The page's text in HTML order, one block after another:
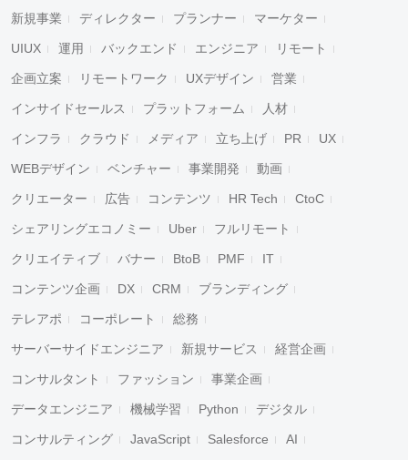
新規事業 ディレクター プランナー マーケター
UIUX 運用 バックエンド エンジニア リモート
企画立案 リモートワーク UXデザイン 営業
インサイドセールス プラットフォーム 人材
インフラ クラウド メディア 立ち上げ PR UX
WEBデザイン ベンチャー 事業開発 動画
クリエーター 広告 コンテンツ HR Tech CtoC
シェアリングエコノミー Uber フルリモート
クリエイティブ バナー BtoB PMF IT
コンテンツ企画 DX CRM ブランディング
テレアポ コーポレート 総務
サーバーサイドエンジニア 新規サービス 経営企画
コンサルタント ファッション 事業企画
データエンジニア 機械学習 Python デジタル
コンサルティング JavaScript Salesforce AI